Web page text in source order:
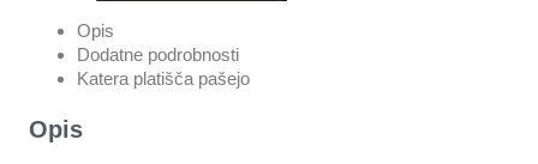
Opis
Dodatne podrobnosti
Katera platišča pašejo
Opis